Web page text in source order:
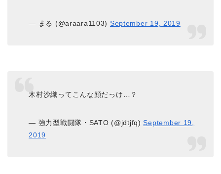
— まる (@araara1103) September 19, 2019
木村沙織ってこんな顔だっけ…？
— 強力型戦闘隊・SATO (@jdtjfq)September 19,
2019